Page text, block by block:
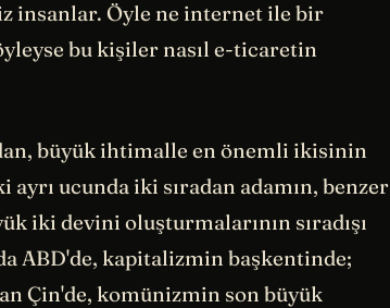
insanlar. Öyle ne internet ile bir
bu kişiler nasıl e-ticaretin
büyük ihtimalle en önemli ikisinin
ucunda iki sıradan adamın, benzer
iki devini oluşturmalarının sıradışı
ABD'de, kapitalizmin başkentinde;
Çin'de, komünizmin son büyük